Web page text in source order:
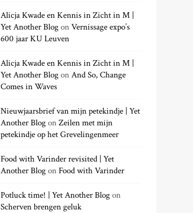
h
f
o
:
h
.
Alicja Kwade en Kennis in Zicht in M |
Yet Another BlogonVernissage expo’s
600 jaar KU Leuven
Alicja Kwade en Kennis in Zicht in M |
Yet Another BlogonAnd So, Change
Comes in Waves
Nieuwjaarsbrief van mijn petekindje | Yet
Another BlogonZeilen met mijn
petekindje op het Grevelingenmeer
Food with Varinder revisited | Yet
Another BlogonFood with Varinder
Potluck time! | Yet Another Blogon
Scherven brengen geluk